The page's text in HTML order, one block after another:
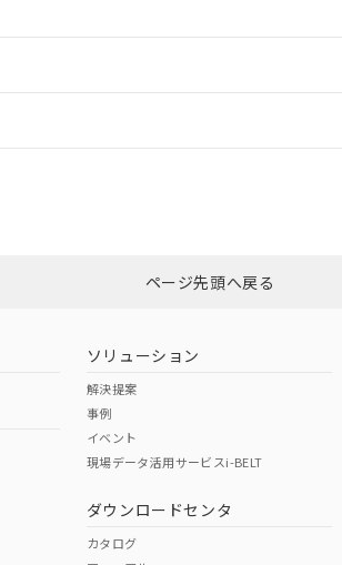
ダウンロードはこちらページ先頭へ戻る
ソリューション
解決提案
事例
イベント
現場データ活用サービスi-BELT
ダウンロードセンタ
カタログ